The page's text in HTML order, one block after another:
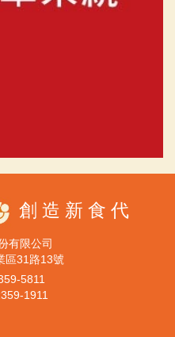
創 造 新 食 代
有限公司
區31路13號
5811
1911